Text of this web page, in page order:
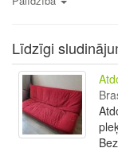
Līdzīgi